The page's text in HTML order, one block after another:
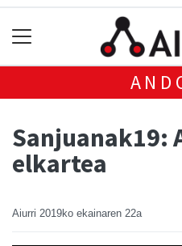
Sanjuanak19:
elkartea
Aiurri 2019ko ekainaren 22a